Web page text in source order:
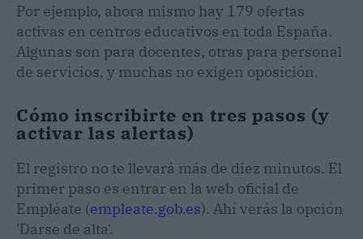
Por ejemplo, ahora mismo hay 179 ofertas
activas en centros educativos en toda España.
Algunas son para docentes, otras para personal
de servicios, y muchas no exigen oposición.
Cómo inscribirte en tres pasos (y
activar las alertas)
El registro no te llevará más de diez minutos. El
primer paso es entrar en la web oficial de
Empléate (empleate.gob.es). Ahí verás la opción
'Darse de alta'.